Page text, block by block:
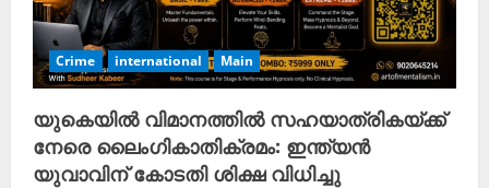
Crime international Main
യുകെയിൽ വിമാനത്തിൽ സഹയാത്രികയ്ക്ക്
നേരെ ലൈംഗികാതിക്രമം: ഇന്ത്യൻ
യുവാവിന് കോടതി ശിക്ഷ വിധിച്ചു